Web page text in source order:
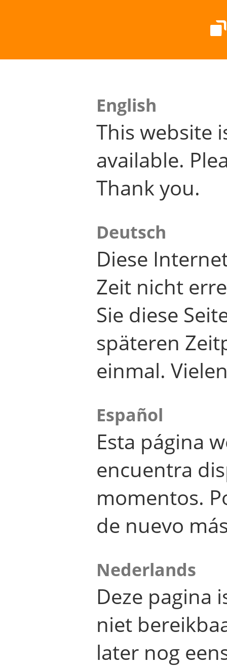
English
This website
available.
Thank you.
Deutsch
Diese
Zeit nicht
Sie diese
späteren
einmal.
Español
Esta página
encuentra
momentos.
de nuevo
Nederlands
Deze pagina
niet
later nog